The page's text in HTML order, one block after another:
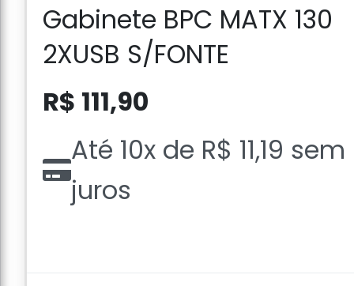
Gabinete BPC MATX 130
2XUSB S/FONTE
R$ 111,90
Até 10x de R$ 11,19 sem
juros